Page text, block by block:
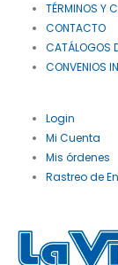
TÉRMINOS Y
CONTACTO
CATÁLOGOS
CONVENIOS
Login
Mi Cuenta
Mis órdenes
Rastreo de